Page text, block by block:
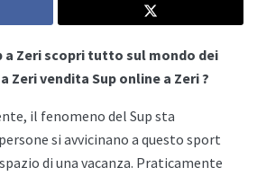
a Zeri scopri tutto sul mondo dei
Zeri vendita Sup online a Zeri ?
il fenomeno del Sup sta
si avvicinano a questo sport
di una vacanza. Praticamente